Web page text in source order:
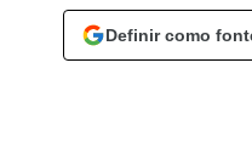
Definir como